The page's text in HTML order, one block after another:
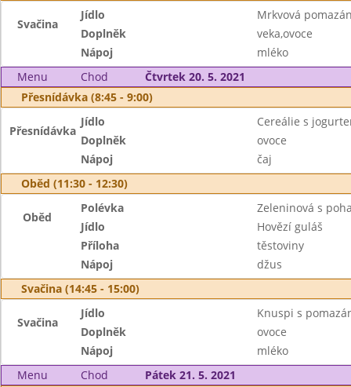
Svačina
Jídlo
Mrkvová
Doplněk
veka,ovoce
Nápoj
mléko
Menu
Chod
Čtvrtek 20. 5. 2021
Přesnídávka (8:45 - 9:00)
Přesnídávka
Jídlo
Cereálie s
Doplněk
ovoce
Nápoj
čaj
Oběd (11:30 - 12:30)
Oběd
Polévka
Zeleninová s
Jídlo
Hovězí guláš
Příloha
těstoviny
Nápoj
džus
Svačina (14:45 - 15:00)
Svačina
Jídlo
Knuspi s
Doplněk
ovoce
Nápoj
mléko
Menu
Chod
Pátek 21. 5. 2021